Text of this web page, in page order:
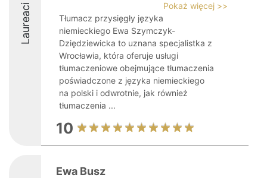
Laureaci
Pokaż więcej >>
Tłumacz przysięgły języka
niemieckiego Ewa Szymczyk-
Dziędziewicka to uznana specjalistka z
Wrocławia, która oferuje usługi
tłumaczeniowe obejmujące tłumaczenia
poświadczone z języka niemieckiego
na polski i odwrotnie, jak również
tłumaczenia ...
10
Ewa Busz